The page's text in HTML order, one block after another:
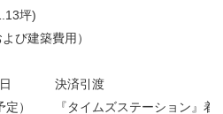
坪)
び建築費用）
決済引渡
）
『タイムズステーション』着